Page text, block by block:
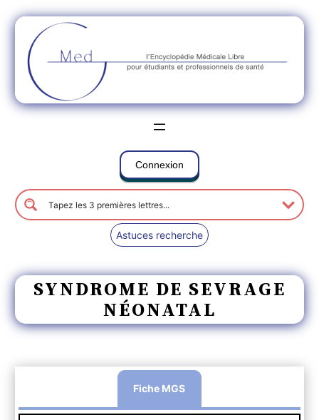
Connexion
Astuces recherche
SYNDROME DE SEVRAGE
NÉONATAL
Fiche MGS